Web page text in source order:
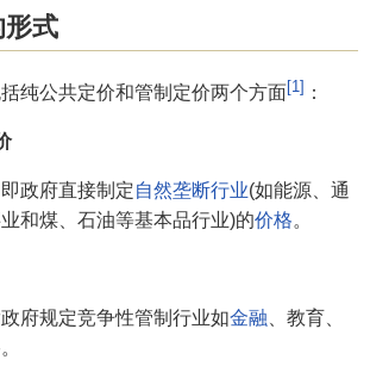
式
公共定价和管制定价两个方面[1] ：
政府直接制定自然垄断行业(如能源、通
和煤、石油等基本品行业)的价格。
规定竞争性管制行业如金融 、教育、